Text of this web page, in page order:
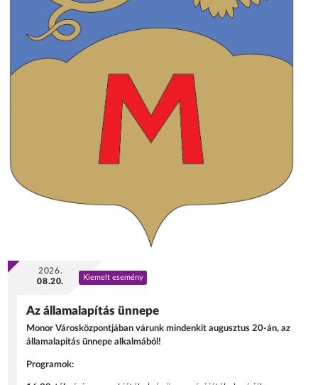
2026.
08.20.
Kiemelt esemény
Az államalapítás ünnepe
Monor Városközpontjában várunk mindenkit augusztus 20-án, az
államalapítás ünnepe alkalmából!
Programok: